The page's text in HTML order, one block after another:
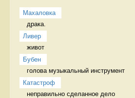
Махаловка
драка.
Ливер
живот
Бубен
голова музыкальный инструмент
Катастроф
неправильно сделанное дело